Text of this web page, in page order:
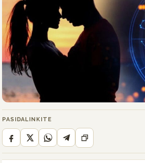
PASIDALINKITE